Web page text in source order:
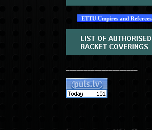
ETTU Umpires and Referees